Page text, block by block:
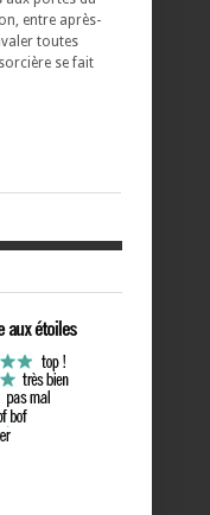
entre après-
toutes
se fait